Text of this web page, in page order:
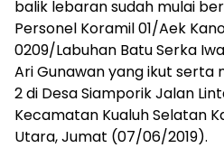
balik lebaran sudah mulai
Personel Koramil 01/Aek
0209/Labuhan Batu Serka
Ari Gunawan yang ikut serta
2 di Desa Siamporik Jalan
Kecamatan Kualuh Selatan
Utara, Jumat (07/06/2019).